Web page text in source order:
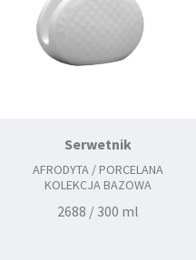
Serwetnik
AFRODYTA / PORCELANA
KOLEKCJA BAZOWA
2688 / 300 ml